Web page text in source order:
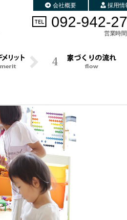
会社概要 採用情
092-942-
営業時